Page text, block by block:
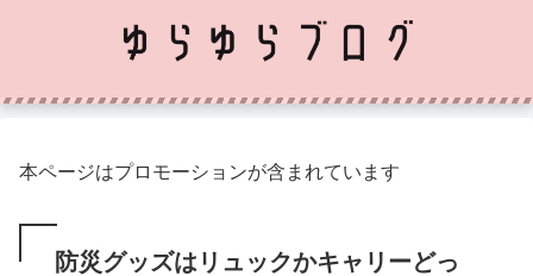
本ページはプロモーションが含まれています
防災グッズはリュックかキャリーどっ